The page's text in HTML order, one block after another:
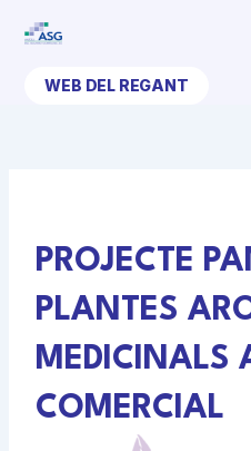
WEB DEL REGANT
PROJECTE
PLANTES
MEDICINALS
COMERCIAL